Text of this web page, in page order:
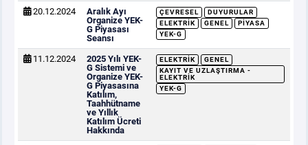
20.12.2024
Aralık Ayı
Organize YEK-
G Piyasası
Seansı
ÇEVRESEL
DUYURULAR
ELEKTRIK
GENEL
PIYASA
YEK-G
11.12.2024
2025 Yılı YEK-
G Sistemi ve
Organize YEK-
G Piyasasına
Katılım,
Taahhütname
ve Yıllık
Katılım Ücreti
Hakkında
ELEKTRIK
GENEL
KAYIT VE UZLAŞTIRMA -
ELEKTRIK
YEK-G